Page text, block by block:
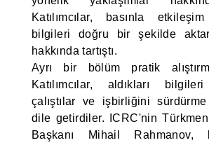
Katılımcılar, basınla
bilgileri doğru bir şekilde
hakkında tartıştı.
Ayrı bir bölüm pratik
Katılımcılar, aldıkları
çalıştılar ve işbirliğini
dile getirdiler. ICRC'nin
Başkanı Mihail Rahmanov,